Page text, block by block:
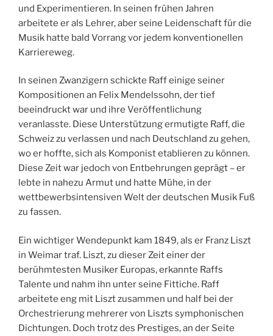
und Experimentieren. In seinen frühen Jahren
arbeitete er als Lehrer, aber seine Leidenschaft für die
Musik hatte bald Vorrang vor jedem konventionellen
Karriereweg.
In seinen Zwanzigern schickte Raff einige seiner
Kompositionen an Felix Mendelssohn, der tief
beeindruckt war und ihre Veröffentlichung
veranlasste. Diese Unterstützung ermutigte Raff, die
Schweiz zu verlassen und nach Deutschland zu gehen,
wo er hoffte, sich als Komponist etablieren zu können.
Diese Zeit war jedoch von Entbehrungen geprägt – er
lebte in nahezu Armut und hatte Mühe, in der
wettbewerbsintensiven Welt der deutschen Musik Fuß
zu fassen.
Ein wichtiger Wendepunkt kam 1849, als er Franz Liszt
in Weimar traf. Liszt, zu dieser Zeit einer der
berühmtesten Musiker Europas, erkannte Raffs
Talente und nahm ihn unter seine Fittiche. Raff
arbeitete eng mit Liszt zusammen und half bei der
Orchestrierung mehrerer von Liszts symphonischen
Dichtungen. Doch trotz des Prestiges, an der Seite